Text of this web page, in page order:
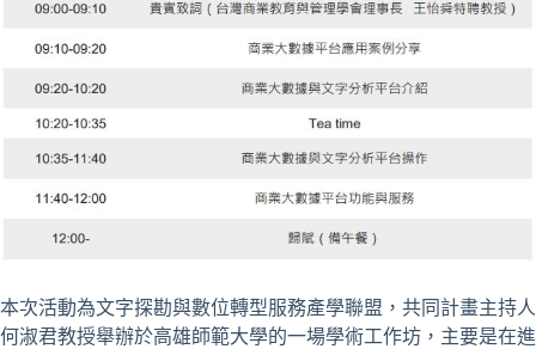
本次活動為文字探勘與數位轉型服務產學聯盟，共同計畫主持人
何淑君教授舉辦於高雄師範大學的一場學術工作坊，主要是在進